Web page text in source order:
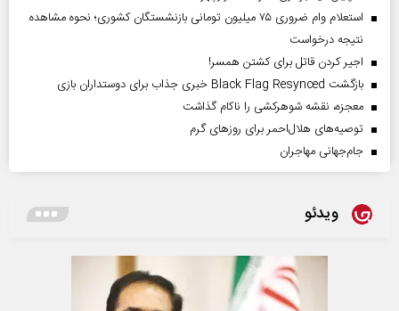
استعلام وام ضروری ۷۵ میلیون تومانی بازنشستگان کشوری؛ نحوه مشاهده
نتیجه درخواست
اجیر کردن قاتل برای کشتن همسر!
بازگشت Black Flag Resynced خبری جذاب برای دوستداران بازی
معجزه، نقشه شوهرکشی را ناکام گذاشت
توصیه‌های هلال‌احمر برای روز‌های گرم
جام‌جهانی مهاجران
ویدئو